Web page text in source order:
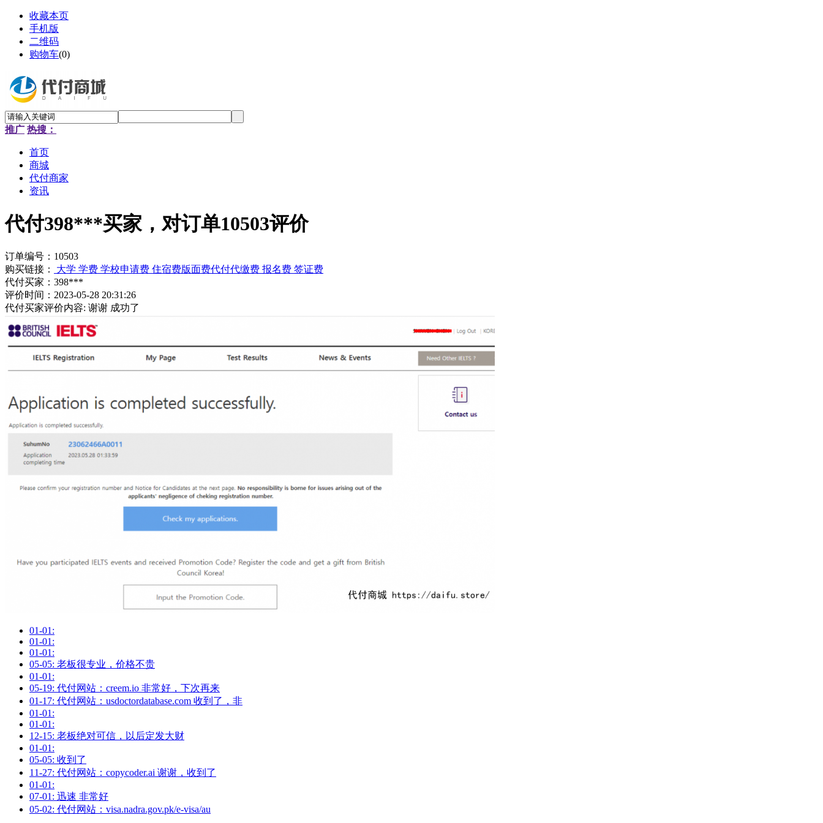
收藏本页
手机版
二维码
购物车(0)
推广 热搜：
首页
商城
代付商家
资讯
代付398***买家，对订单10503评价
订单编号：10503
购买链接：
大学 学费 学校申请费 住宿费版面费代付代缴费 报名费 签证费
代付买家：398***
评价时间：2023-05-28 20:31:26
代付买家评价内容: 谢谢 成功了
01-01:
01-01:
01-01:
05-05: 老板很专业，价格不贵
01-01:
05-19: 代付网站：creem.io 非常好，下次再来
01-17: 代付网站：usdoctordatabase.com 收到了，非
01-01:
01-01:
12-15: 老板绝对可信，以后定发大财
01-01:
05-05: 收到了
11-27: 代付网站：copycoder.ai 谢谢，收到了
01-01:
07-01: 迅速 非常好
05-02: 代付网站：visa.nadra.gov.pk/e-visa/au